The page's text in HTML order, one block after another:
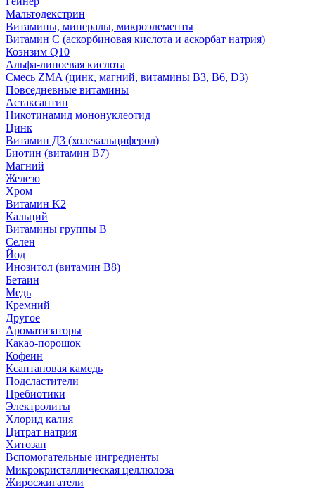
Мальтодекстрин
Витамины, минералы, микроэлементы
Витамин C (аскорбиновая кислота и аскорбат натрия)
Коэнзим Q10
Альфа-липоевая кислота
Смесь ZMA (цинк, магний, витамины B3, B6, D3)
Повседневные витамины
Астаксантин
Никотинамид мононуклеотид
Цинк
Витамин Д3 (холекальциферол)
Биотин (витамин B7)
Магний
Железо
Хром
Витамин K2
Кальций
Витамины группы B
Селен
Йод
Инозитол (витамин B8)
Бетаин
Медь
Кремний
Другое
Ароматизаторы
Какао-порошок
Кофеин
Ксантановая камедь
Подсластители
Пребиотики
Электролиты
Хлорид калия
Цитрат натрия
Хитозан
Вспомогательные ингредиенты
Микрокристаллическая целлюлоза
Жиросжигатели